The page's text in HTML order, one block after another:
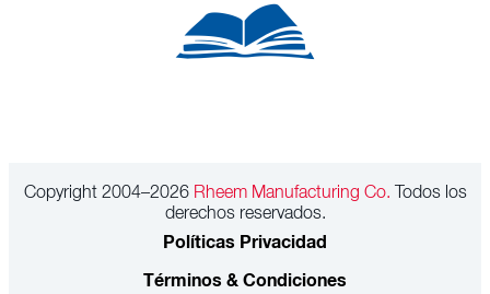
Copyright 2004–2026Rheem Manufacturing Co. Todos los
derechos reservados.
Políticas Privacidad
Términos & Condiciones